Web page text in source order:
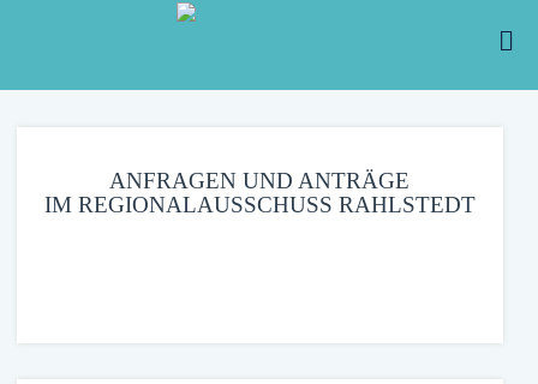
ANFRAGEN UND ANTRÄGE
IM REGIONALAUSSCHUSS RAHLSTEDT